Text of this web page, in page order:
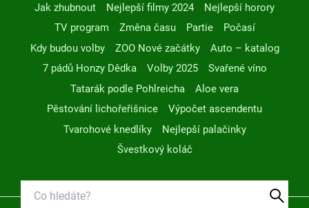
Jak zhubnout Nejlepší filmy 2024
Nejlepší horory
TV program
Změna času Partie
Počasí
Kdy budou volby
ZOO Nové začátky
Auto – katalog
7 pádů Honzy Dědka
Volby 2025
Svařené víno
Tatarák podle Pohlreicha
Aloe vera
Pěstování lichořeřišnice
Výpočet ascendentu
Tvarohové knedlíky
Nejlepší palačinky
Švestkový koláč